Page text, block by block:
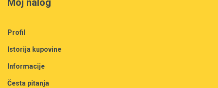
Moj nalog
Profil
Istorija kupovine
Informacije
Česta pitanja